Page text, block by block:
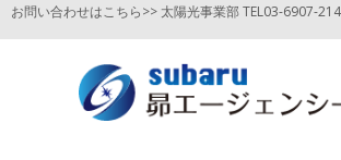
お問い合わせはこちら>> 太陽光事業部 TEL03-6907-